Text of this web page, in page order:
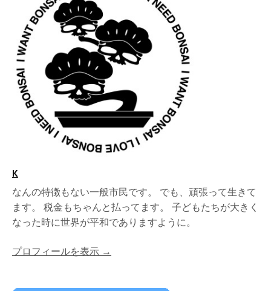
K
なんの特徴もない一般市民です。 でも、頑張って生きて
ます。 税金もちゃんと払ってます。 子どもたちが大きく
なった時に世界が平和でありますように。
プロフィールを表示 →